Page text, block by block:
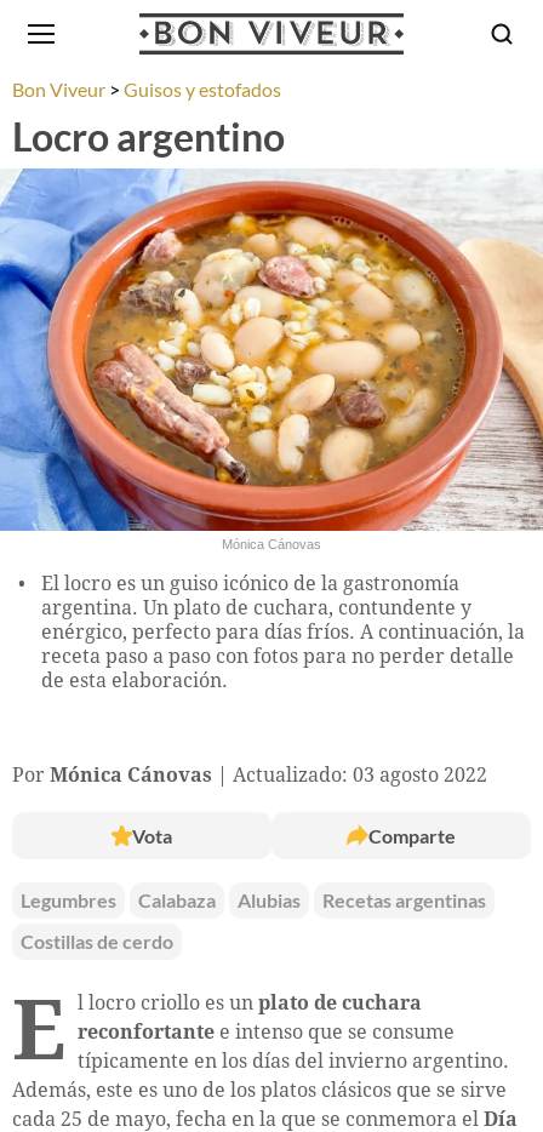
Bon Viveur Guisos y estofados
Locro argentino
Mónica Cánovas
El locro es un guiso icónico de la gastronomía
argentina. Un plato de cuchara, contundente y
enérgico, perfecto para días fríos. A continuación, la
receta paso a paso con fotos para no perder detalle
de esta elaboración.
Por Mónica Cánovas Actualizado: 03 agosto 2022
Vota Comparte
Legumbres Calabaza Alubias
Recetas argentinas
Costillas de cerdo
E l locro criollo es un plato de cuchara
reconfortante e intenso que se consume
típicamente en los días del invierno argentino.
Además, este es uno de los platos clásicos que se sirve
cada 25 de mayo, fecha en la que se conmemora el Día